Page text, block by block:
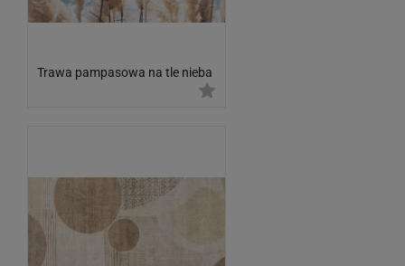
Trawa pampasowa na tle nieba